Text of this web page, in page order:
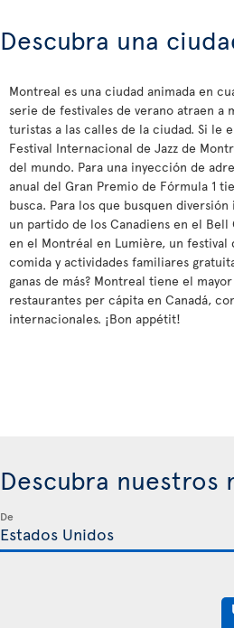
Descubra una
Montreal es una ciudad animada en
serie de festivales de verano atraen a
turistas a las calles de la ciudad. Si le
Festival Internacional de Jazz de
del mundo. Para una inyección de
anual del Gran Premio de Fórmula 1
busca. Para los que busquen
un partido de los Canadiens en el
en el Montréal en Lumière, un festival
comida y actividades familiares
ganas de más? Montreal tiene el
restaurantes per cápita en Canadá,
internacionales. ¡Bon appétit!
Descubra nuestros
De